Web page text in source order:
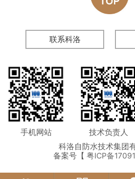
防水效果达到
联系科洛
手机网站 技术负责人
科洛自防水技术集团
备案号【 粤ICP备